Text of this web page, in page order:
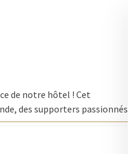
de notre hôtel ! Cet
des supporters passionnés
exclusif qui combine détente,